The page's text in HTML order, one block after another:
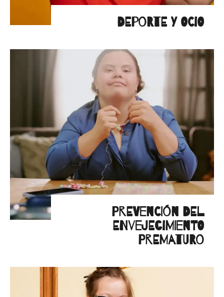
DEPORTE Y OCIO
PREVENCIÓN DEL
ENVEJECIMIENTO
PREMATURO